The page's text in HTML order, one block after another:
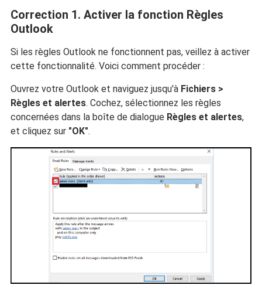
Correction 1. Activer la fonction Règles
Outlook
Si les règles Outlook ne fonctionnent pas, veillez à activer
cette fonctionnalité. Voici comment procéder :
Ouvrez votre Outlook et naviguez jusqu'à Fichiers >
Règles et alertes. Cochez, sélectionnez les règles
concernées dans la boîte de dialogue Règles et alertes,
et cliquez sur "OK".